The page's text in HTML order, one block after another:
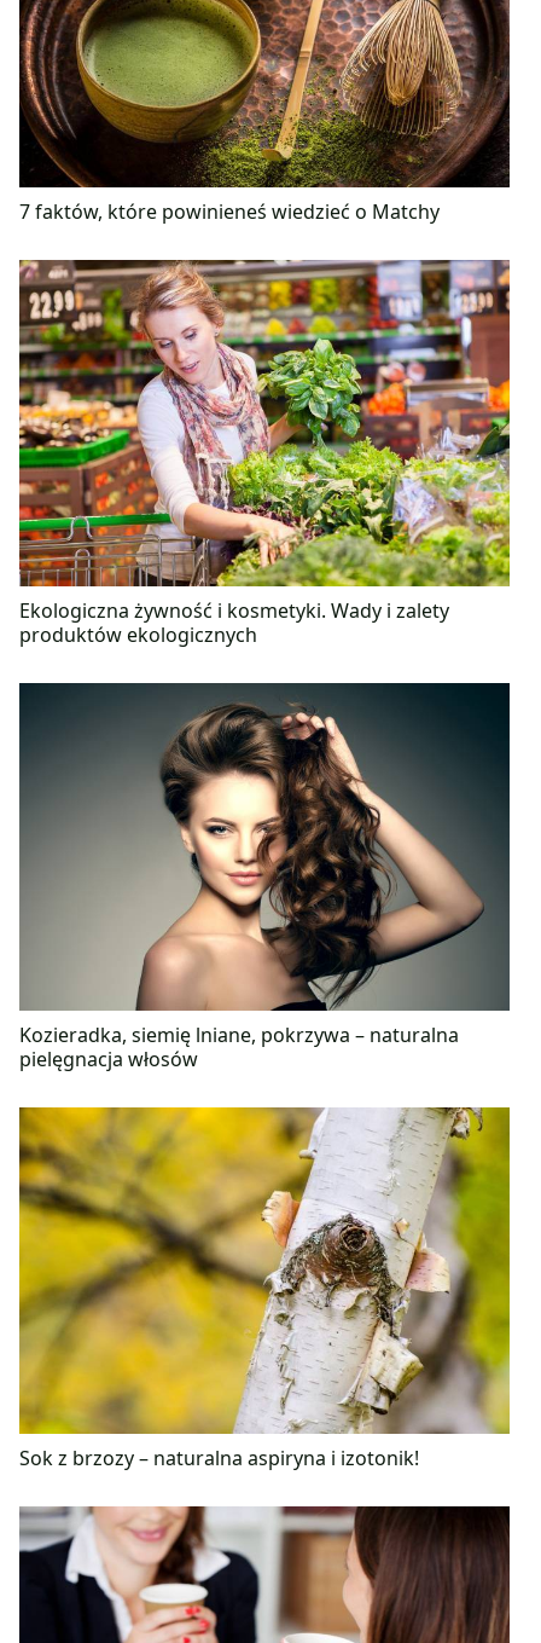
7 faktów, które powinieneś wiedzieć o Matchy
Ekologiczna żywność i kosmetyki. Wady i zalety
produktów ekologicznych
Kozieradka, siemię lniane, pokrzywa – naturalna
pielęgnacja włosów
Sok z brzozy – naturalna aspiryna i izotonik!